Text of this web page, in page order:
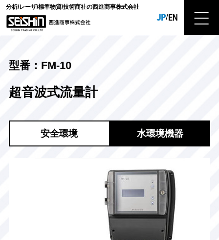
分析/レーザ/標準物質/技術商社の西進商事株式会社
JP/EN
型番：FM-10
超音波式流量計
安全環境 水環境機器